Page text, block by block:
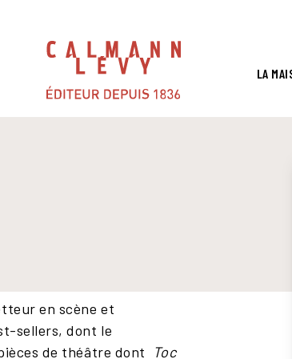
LA
en scène et
sellers, dont le
de théâtre dont
Toc